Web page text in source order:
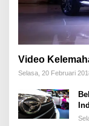
Video
Selasa, 20 Februari